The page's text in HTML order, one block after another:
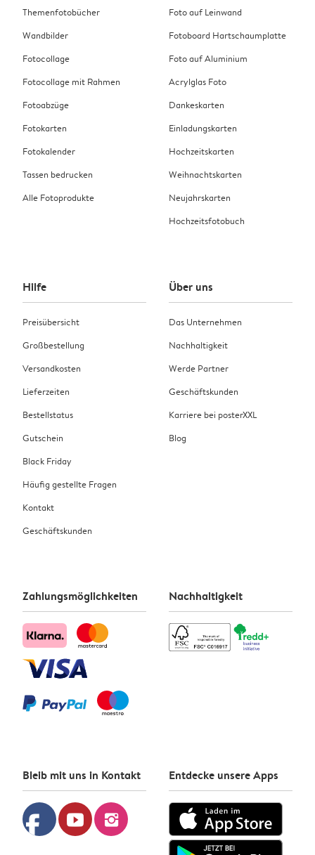
Themenfotobücher
Wandbilder
Fotocollage
Fotocollage mit Rahmen
Fotoabzüge
Fotokarten
Fotokalender
Tassen bedrucken
Alle Fotoprodukte
Foto auf Leinwand
Fotoboard Hartschaumplatte
Foto auf Aluminium
Acrylglas Foto
Dankeskarten
Einladungskarten
Hochzeitskarten
Weihnachtskarten
Neujahrskarten
Hochzeitsfotobuch
Hilfe
Preisübersicht
Großbestellung
Versandkosten
Lieferzeiten
Bestellstatus
Gutschein
Black Friday
Häufig gestellte Fragen
Kontakt
Geschäftskunden
Über uns
Das Unternehmen
Nachhaltigkeit
Werde Partner
Geschäftskunden
Karriere bei posterXXL
Blog
Zahlungsmöglichkeiten Nachhaltigkeit
Bleib mit uns in Kontakt
facebook youtube instagram
Entdecke unsere Apps